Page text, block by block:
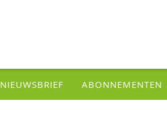
NIEUWSBRIEF ABONNEMENTEN